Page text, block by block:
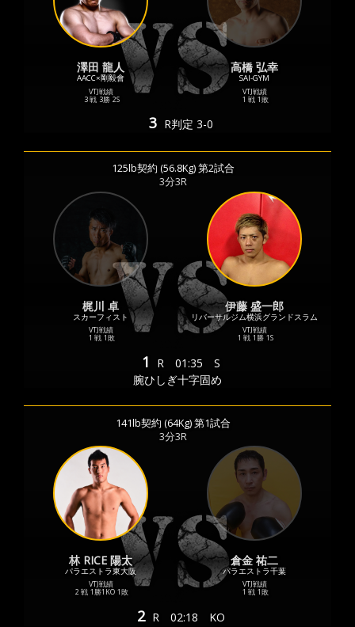
澤田 龍人
AACC×剛毅會
VTJ戦績
3 戦 3勝 2S
高橋 弘幸
SAI-GYM
VTJ戦績
1 戦 1敗
3 R判定 3-0
125lb契約 (56.8Kg) 第2試合
3分3R
梶川 卓
スカーフィスト
VTJ戦績
1 戦 1敗
伊藤 盛一郎
リバーサルジム横浜グランドスラム
VTJ戦績
1 戦 1勝 1S
1 R 01:35
S
腕ひしぎ十字固め
141lb契約 (64Kg) 第1試合
3分3R
林 RICE 陽太
パラエストラ東大阪
VTJ戦績
2 戦 1勝1KO 1敗
倉金 祐二
パラエストラ千葉
VTJ戦績
1 戦 1敗
2 R 02:18 KO